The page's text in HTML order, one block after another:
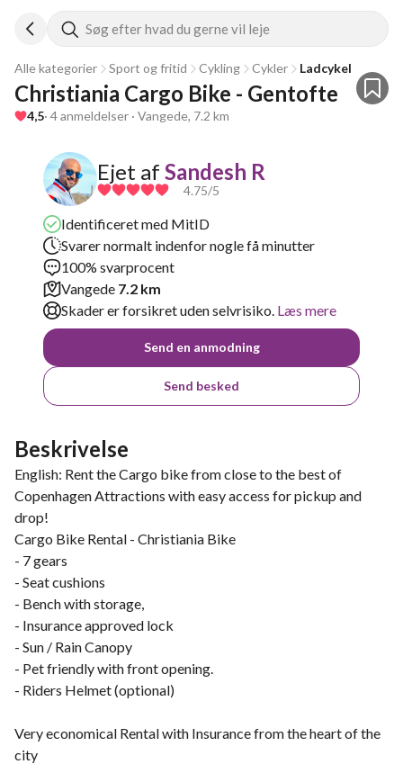
Søg efter hvad du gerne vil leje
Alle kategorier Sport og fritid Cykling Cykler Ladcykel
Christiania Cargo Bike - Gentofte
4,5· 4 anmeldelser · Vangede, 7.2 km
Ejet af Sandesh R
4.75/5
Identificeret med MitID
Svarer normalt indenfor nogle få minutter
100% svarprocent
Vangede 7.2 km
Skader er forsikret uden selvrisiko. Læs mere
Send en anmodning
Send besked
Beskrivelse
English: Rent the Cargo bike from close to the best of
Copenhagen Attractions with easy access for pickup and
drop!
Cargo Bike Rental - Christiania Bike
- 7 gears
- Seat cushions
- Bench with storage,
- Insurance approved lock
- Sun / Rain Canopy
- Pet friendly with front opening.
- Riders Helmet (optional)
Very economical Rental with Insurance from the heart of the
city